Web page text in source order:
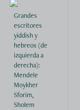
Grandes
escritores
yiddish y
hebreos (de
izquierda a
derecha):
Mendele
Moykher
Sforim,
Sholem